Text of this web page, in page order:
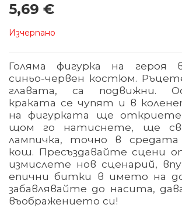
5,69 €
Изчерпано
Голяма фигурка на героя
синьо-червен костюм.
главата, са подвижни.
краката се чупят и в
на фигурката ще
щом го натиснете, ще
лампичка, точно в средата
кош. Пресъздавайте сцени
измислете нов сценарий,
епични битки в името на
забавлявайте до насита,
въображението си!